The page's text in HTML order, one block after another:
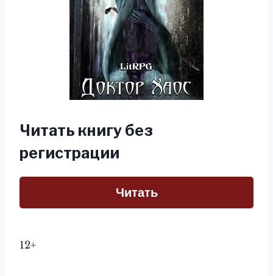
Читать книгу без
регистрации
Читать
12+